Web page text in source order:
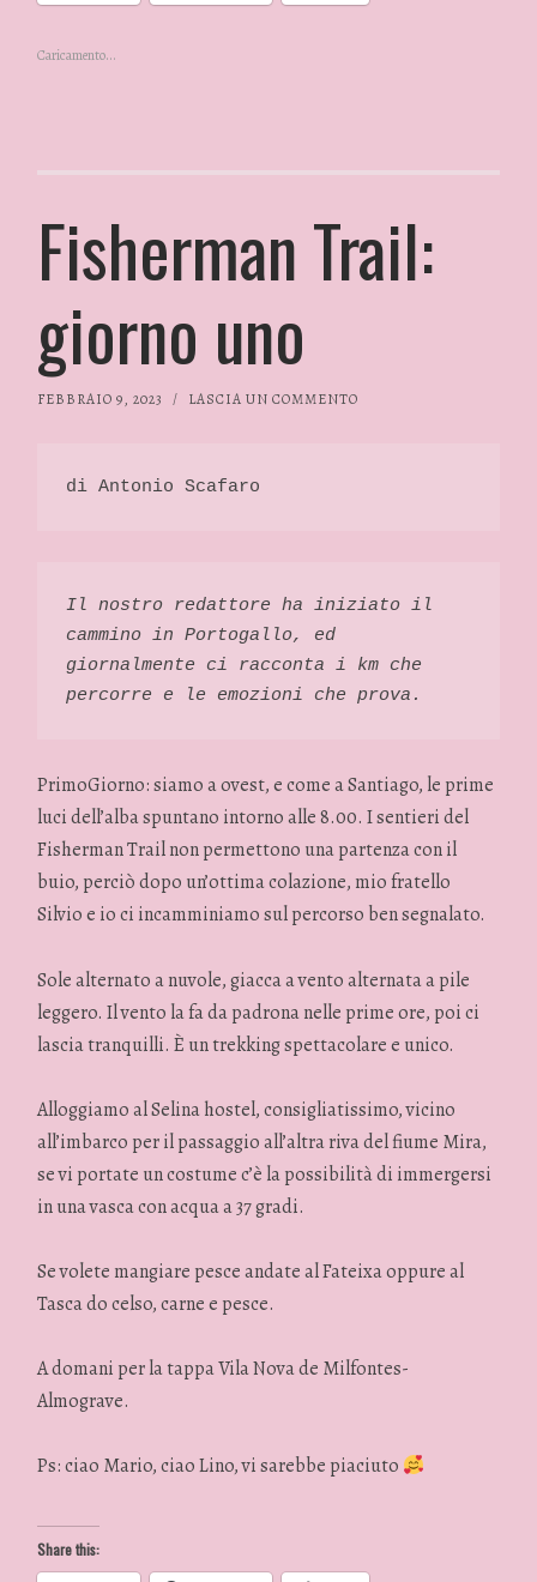
Caricamento...
Fisherman Trail:
giorno uno
FEBBRAIO 9, 2023 / LASCIA UN COMMENTO
di Antonio Scafaro
Il nostro redattore ha iniziato il
cammino in Portogallo, ed
giornalmente ci racconta i km che
percorre e le emozioni che prova.
PrimoGiorno: siamo a ovest, e come a Santiago, le prime
luci dell’alba spuntano intorno alle 8.00. I sentieri del
Fisherman Trail non permettono una partenza con il
buio, perciò dopo un’ottima colazione, mio fratello
Silvio e io ci incamminiamo sul percorso ben segnalato.
Sole alternato a nuvole, giacca a vento alternata a pile
leggero. Il vento la fa da padrona nelle prime ore, poi ci
lascia tranquilli. È un trekking spettacolare e unico.
Alloggiamo al Selina hostel, consigliatissimo, vicino
all’imbarco per il passaggio all’altra riva del fiume Mira,
se vi portate un costume c’è la possibilità di immergersi
in una vasca con acqua a 37 gradi.
Se volete mangiare pesce andate al Fateixa oppure al
Tasca do celso, carne e pesce.
A domani per la tappa Vila Nova de Milfontes-
Almograve.
Ps: ciao Mario, ciao Lino, vi sarebbe piaciuto
Share this: